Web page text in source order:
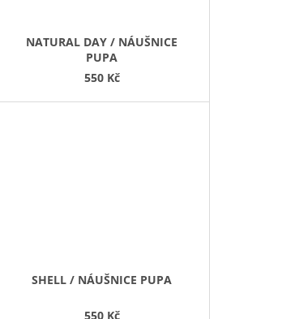
NATURAL DAY / NÁUŠNICE
PUPA
550 Kč
SHELL / NÁUŠNICE PUPA
550 Kč